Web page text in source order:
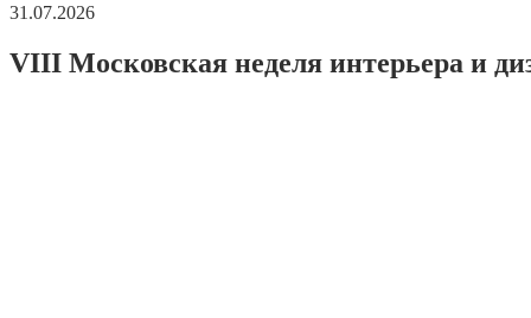
31.07.2026
VIII Московская неделя интерьера и